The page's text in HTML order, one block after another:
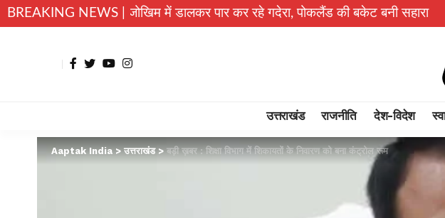
BREAKING NEWS |
जान जोखिम में डालकर पार कर रहे गदेरा, पोकलैंड की बकेट बनी सहारा टिहरी में
उत्तराखंड राजनीति देश-विदेश
Aaptak India>उत्तराखंड>बड़ी ख़बर : शिक्षा विभाग में शिकायतों के निवारण को बना कंट्रोल रूम